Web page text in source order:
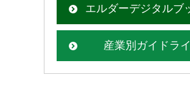
エルダーデジタルブ
産業別ガイドラ